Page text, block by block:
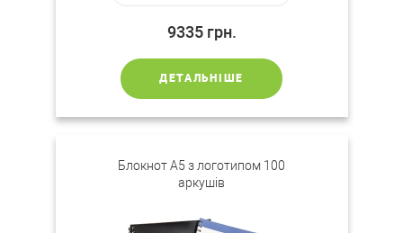
9335 грн.
ДЕТАЛЬНІШЕ
Блокнот А5 з логотипом 100
аркушів